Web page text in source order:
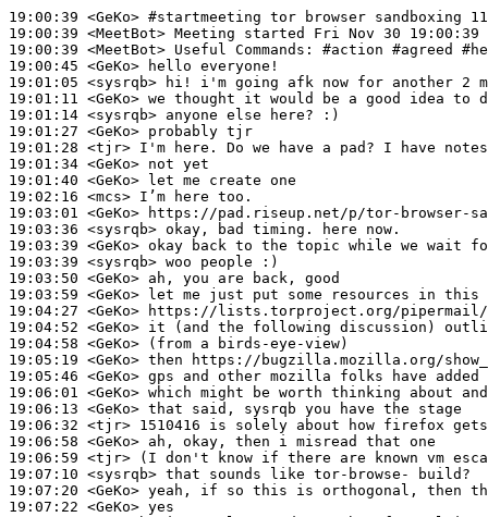
19:00:39 <GeKo> #startmeeting tor browser sandboxing
19:00:39 <MeetBot>
19:00:39 <MeetBot>
19:00:45 <GeKo>
19:01:05 <sysrqb>
19:01:11 <GeKo>
19:01:14 <sysrqb>
19:01:27 <GeKo>
19:01:28 <tjr>
19:01:34 <GeKo>
19:01:40 <GeKo>
19:02:16 <mcs>
19:03:01 <GeKo>
19:03:36 <sysrqb>
19:03:39 <GeKo>
19:03:39 <sysrqb>
19:03:50 <GeKo>
19:03:59 <GeKo>
19:04:27 <GeKo>
19:04:52 <GeKo>
19:04:58 <GeKo>
19:05:19 <GeKo>
19:05:46 <GeKo>
19:06:01 <GeKo>
19:06:13 <GeKo>
19:06:32 <tjr>
19:06:58 <GeKo>
19:06:59 <tjr>
19:07:10 <sysrqb>
19:07:20 <GeKo>
19:07:22 <GeKo>